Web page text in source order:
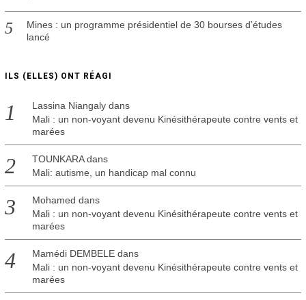
Mines : un programme présidentiel de 30 bourses d’études
lancé
ILS (ELLES) ONT RÉAGI
Lassina Niangalydans
Mali : un non-voyant devenu Kinésithérapeute contre vents et
marées
TOUNKARAdans
Mali: autisme, un handicap mal connu
Mohamed dans
Mali : un non-voyant devenu Kinésithérapeute contre vents et
marées
Mamédi DEMBELEdans
Mali : un non-voyant devenu Kinésithérapeute contre vents et
marées